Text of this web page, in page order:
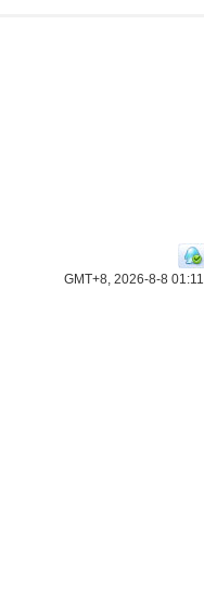
GMT+8, 2026-8-8 01:11